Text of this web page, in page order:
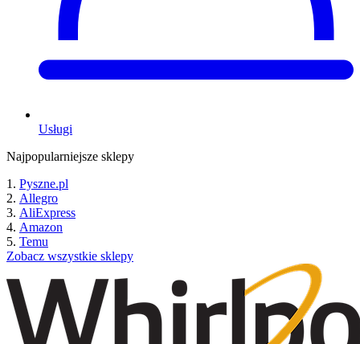
Usługi
Najpopularniejsze sklepy
Pyszne.pl
Allegro
AliExpress
Amazon
Temu
Zobacz wszystkie sklepy